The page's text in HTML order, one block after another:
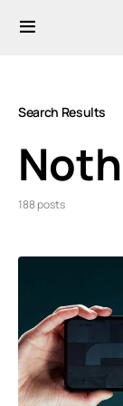
Search Results
188 posts